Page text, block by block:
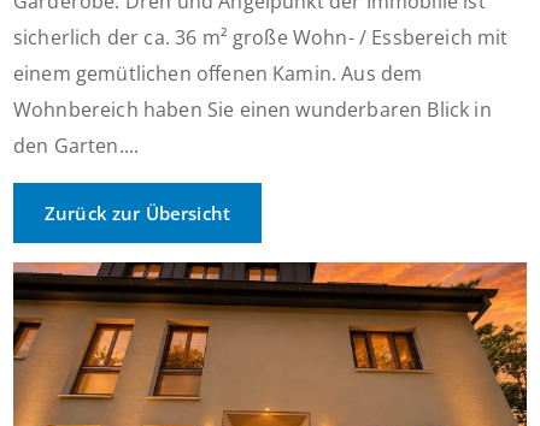
sicherlich der ca. 36 m² große Wohn- / Essbereich mit
einem gemütlichen offenen Kamin. Aus dem
Wohnbereich haben Sie einen wunderbaren Blick in
den Garten....
Zurück zur Übersicht